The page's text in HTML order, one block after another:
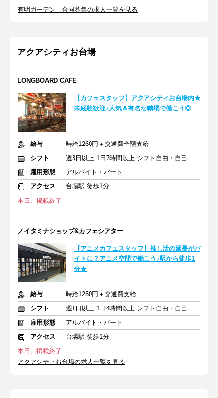
有明ガーデン 合同募集の求人一覧を見る
アクアシティお台場
LONGBOARD CAFE
【カフェスタッフ】アクアシティお台場内★
未経験歓迎♪人気＆有名な職場で働こう◎
給与
時給1260円＋交通費全額支給
シフト
週3日以上 1日7時間以上 シフト自由・自己申告
雇用形態
アルバイト・パート
アクセス
台場駅 徒歩1分
本日、掲載終了
ノイタミナショップ&カフェシアター
【アニメカフェスタッフ】推し活の延長がバ
イトに？アニメ空間で働こう♪駅から徒歩1
分★
給与
時給1250円＋交通費支給
シフト
週1日以上 1日4時間以上 シフト自由・自己申告
雇用形態
アルバイト・パート
アクセス
台場駅 徒歩1分
本日、掲載終了
アクアシティお台場の求人一覧を見る